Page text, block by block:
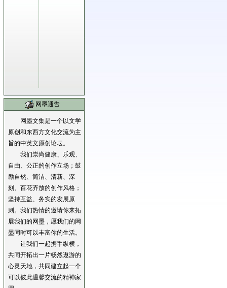
网墨通告
网墨文集是一个以文学
原创和东西方文化交流为主
旨的中英文原创论坛。
我们崇尚健康、乐观、
自由、公正的创作立场；鼓
励自然、简洁、清新、深
刻、百花齐放的创作风格；
坚持互益、务实的发展原
则。我们热情的邀请你来拓
展我们的网墨，愿我们的网
墨同时可以丰富你的生活。
让我们一起携手纵横，
共同开拓出一片畅然遨游的
心灵天地，共同建立起一个
可以彼此温馨交流的精神家